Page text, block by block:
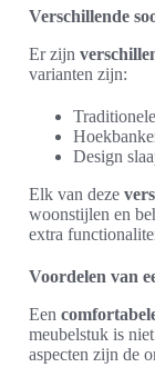
Verschillende
Er zijn
varianten zijn:
Design
Elk van deze
woonstijlen en
extra
Voordelen van
Een
meubelstuk is
aspecten zijn de